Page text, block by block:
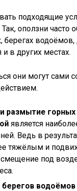
подходящие
оползни часто
берегах
в других местах.
они могут сами
размытие
является
Ведь в
тяжёлым и
смещение под
водоёмов